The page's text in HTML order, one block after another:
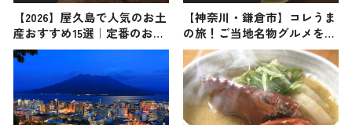
【2026】屋久島で人気のお土
産おすすめ15選｜定番のお菓
子から屋久島限定、ばらまき
用まで幅広く紹介
【神奈川・鎌倉市】コレうま
の旅！ご当地名物グルメをお
届け